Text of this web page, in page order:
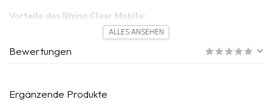
Vorteile des Rhino Clear Mobile:
✅ Feiner Nebel für tiefe, gleichmäßige Verteilung
✅ Unterstützt die Genesung von Erkältungen und Allergien
ALLES ANSEHEN
Bewertungen
Ergänzende Produkte